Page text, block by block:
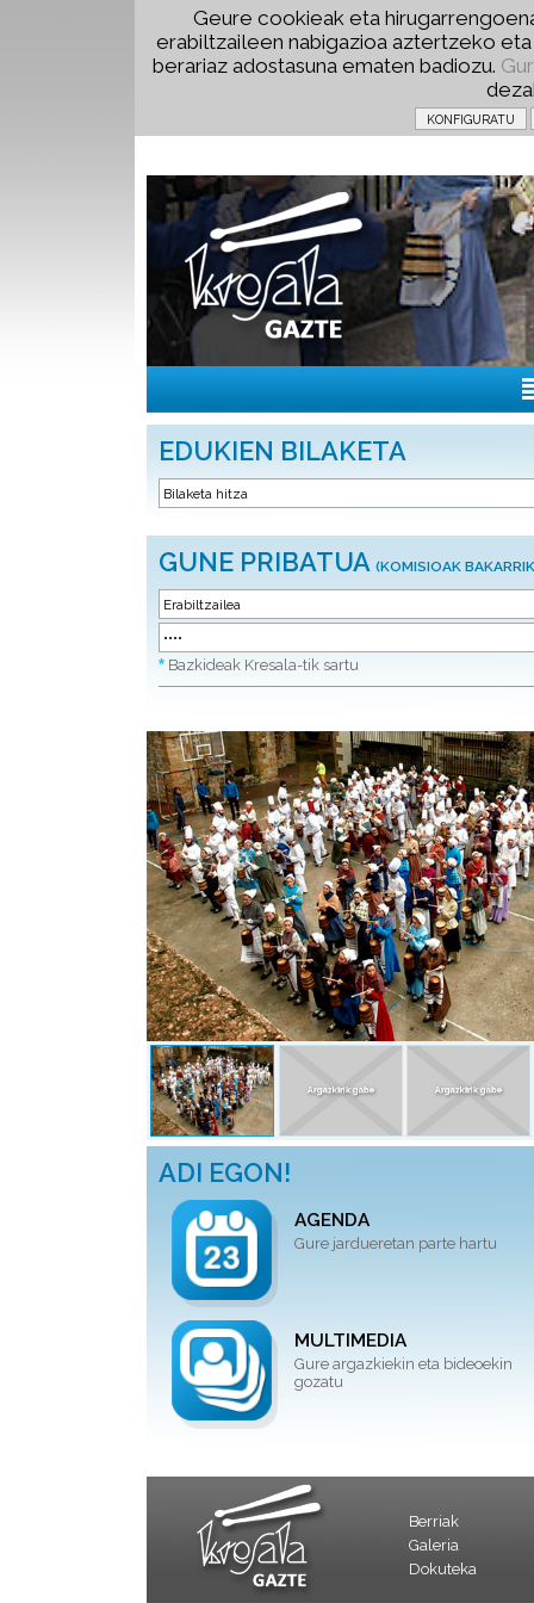
Geure cookieak eta
erabiltzaileen nabigazioa aztertzeko
berariaz adostasuna ematen badiozu.
EDUKIEN BILAKETA
GUNE PRIBATUA (KOMISIOAK
* Bazkideak Kresala-tik sartu
ADI EGON!
AGENDA
Gure jardueretan parte hartu
MULTIMEDIA
Gure argazkiekin eta bideoekin
gozatu
Berriak
Galeria
Dokuteka